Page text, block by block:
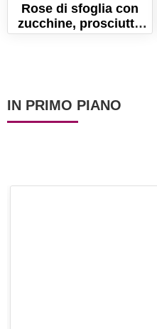
Rose di sfoglia con
zucchine, prosciutto
cotto e scamorza
IN PRIMO PIANO